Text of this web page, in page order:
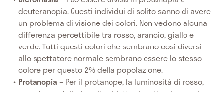
deuteranopia. Questi individui di solito sanno di avere
un problema di visione dei colori. Non vedono alcuna
differenza percettibile tra rosso, arancio, giallo e
verde. Tutti questi colori che sembrano così diversi
allo spettatore normale sembrano essere lo stesso
colore per questo 2% della popolazione.
Protanopia – Per il protanope, la luminosità di rosso,